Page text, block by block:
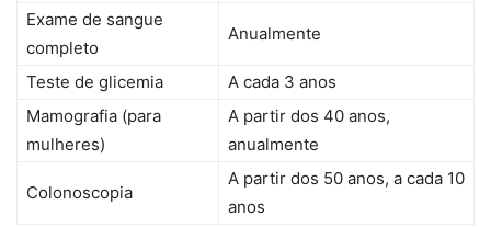
Exame de sangue
completo
Anualmente
Teste de glicemia
A cada 3 anos
Mamografia (para
mulheres)
A partir dos 40 anos,
anualmente
Colonoscopia
A partir dos 50 anos, a cada 10
anos